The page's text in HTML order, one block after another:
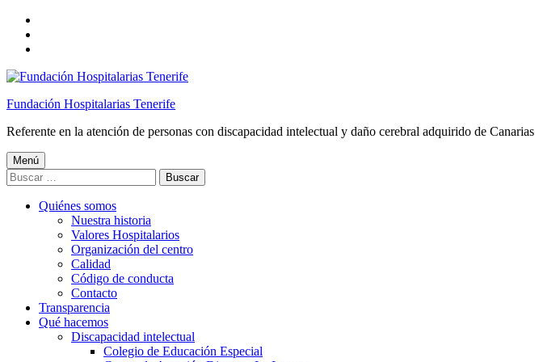
principal
principal
pie
página
Fundación Hospitalarias Tenerife
Referente en la atención de personas con discapacidad intelectual y daño cerebral adquirido de Canarias
Menú
Buscar:
Quiénes somos
Nuestra historia
Valores Hospitalarios
Organización del centro
Calidad
Código de conducta
Contacto
Transparencia
Qué hacemos
Discapacidad intelectual
Colegio de Educación Especial